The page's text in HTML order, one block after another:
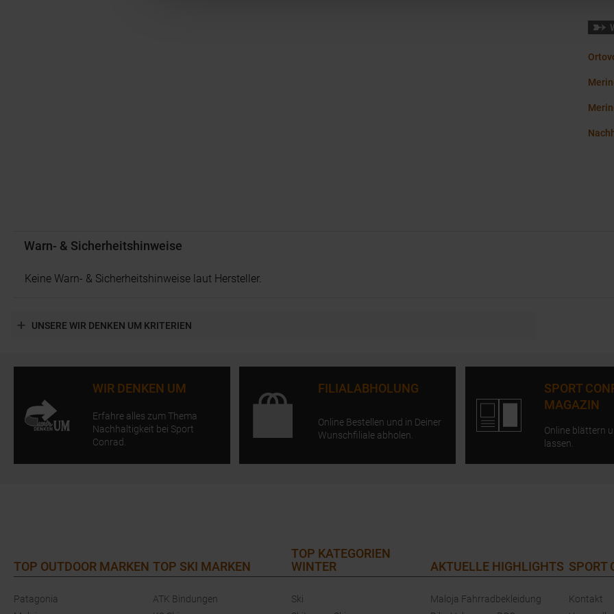
Warn- & Sicherheitshinweise
Keine Warn- & Sicherheitshinweise laut Hersteller.
UNSERE WIR DENKEN UM KRITERIEN
WIR DENKEN UM
Erfahre alles zum Thema
Nachhaltigkeit bei Sport
Conrad.
FILIALABHOLUNG
Online Bestellen und in Deiner
Wunschfiliale abholen.
SPORT
MAGAZIN
Online blättern
lassen.
TOP OUTDOOR MARKEN
Patagonia
TOP SKI MARKEN
ATK Bindungen
TOP KATEGORIEN
WINTER
Ski
AKTUELLE HIGHLIGHTS
Maloja Fahrradbekleidung
SPORT
Kontakt